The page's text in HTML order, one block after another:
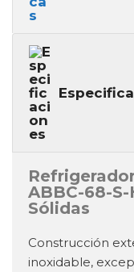
ABBC-68-
Sólidas
Construcción
inoxidable,